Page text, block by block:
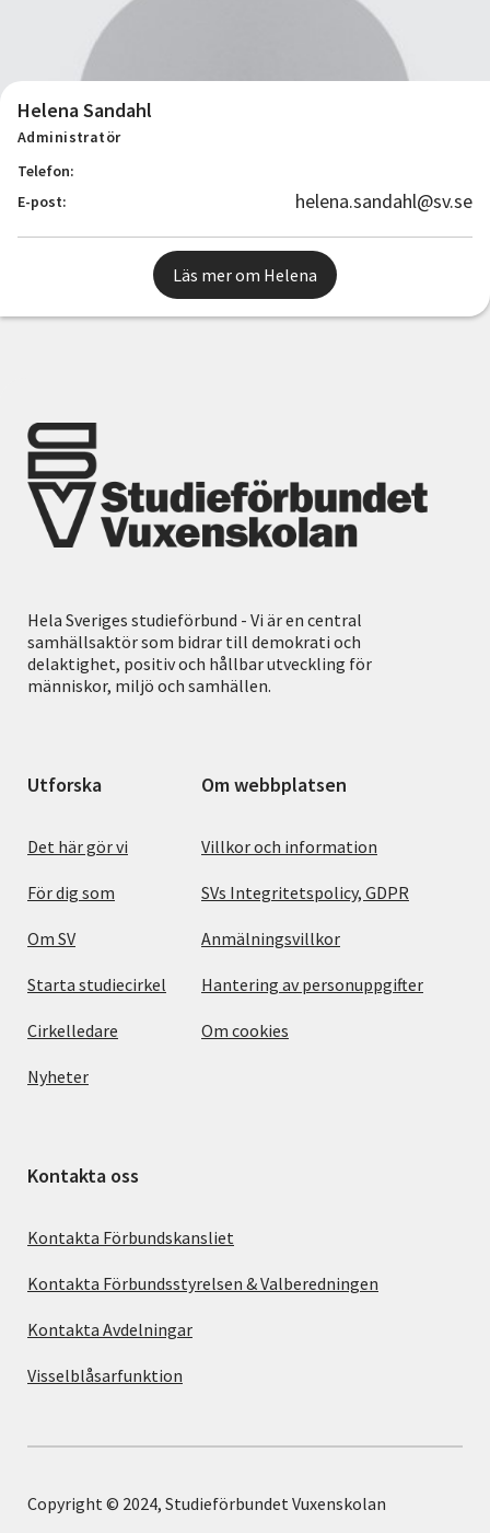
Helena Sandahl
Administratör
Telefon:
E-post:
helena.sandahl@sv.se
Läs mer om Helena
Hela Sveriges studieförbund - Vi är en central
samhällsaktör som bidrar till demokrati och
delaktighet, positiv och hållbar utveckling för
människor, miljö och samhällen.
Utforska
Det här gör vi
För dig som
Om SV
Starta studiecirkel
Cirkelledare
Nyheter
Om webbplatsen
Villkor och information
SVs Integritetspolicy, GDPR
Anmälningsvillkor
Hantering av personuppgifter
Om cookies
Kontakta oss
Kontakta Förbundskansliet
Kontakta Förbundsstyrelsen & Valberedningen
Kontakta Avdelningar
Visselblåsarfunktion
Copyright © 2024, Studieförbundet Vuxenskolan